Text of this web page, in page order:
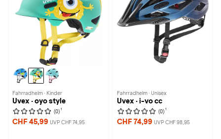
Fahrradhelm · Kinder
Uvex · oyo style
(0) 1
CHF 45,99 UVP CHF 74,95
Fahrradhelm · Unisex
Uvex · i-vo cc
(0) 1
CHF 74,99 UVP CHF 98,95